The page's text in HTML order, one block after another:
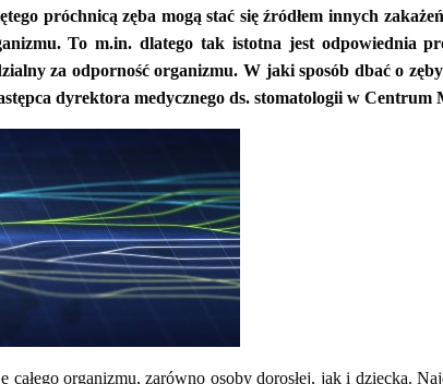
próchnicą zęba mogą stać się źródłem innych
To m.in. dlatego tak istotna jest odpowiednia
za odporność organizmu. W jaki sposób dbać o
dyrektora medycznego ds. stomatologii w
organizmu, zarówno osoby dorosłej, jak i dziecka.